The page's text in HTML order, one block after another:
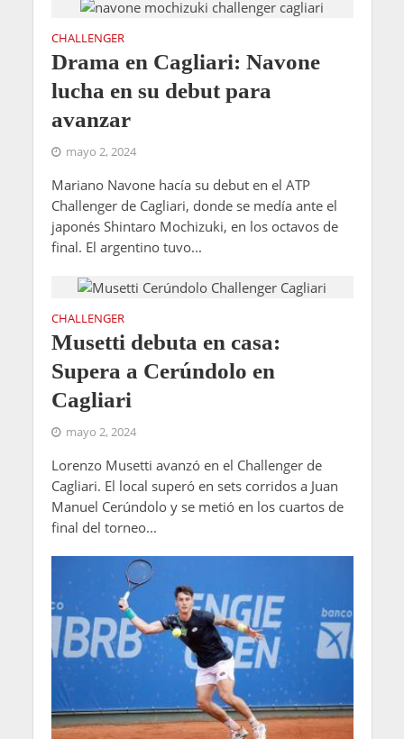
CHALLENGER
Drama en Cagliari: Navone
lucha en su debut para
avanzar
mayo 2, 2024
Mariano Navone hacía su debut en el ATP
Challenger de Cagliari, donde se medía ante el
japonés Shintaro Mochizuki, en los octavos de
final. El argentino tuvo...
CHALLENGER
Musetti debuta en casa:
Supera a Cerúndolo en
Cagliari
mayo 2, 2024
Lorenzo Musetti avanzó en el Challenger de
Cagliari. El local superó en sets corridos a Juan
Manuel Cerúndolo y se metió en los cuartos de
final del torneo...